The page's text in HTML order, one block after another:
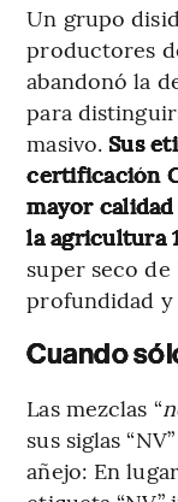
Un grupo
productores
abandonó la
para
masivo. Sus
certificación
mayor
la agricultura
super seco de
profundidad y
Cuando
Las mezclas “
sus siglas
añejo: En